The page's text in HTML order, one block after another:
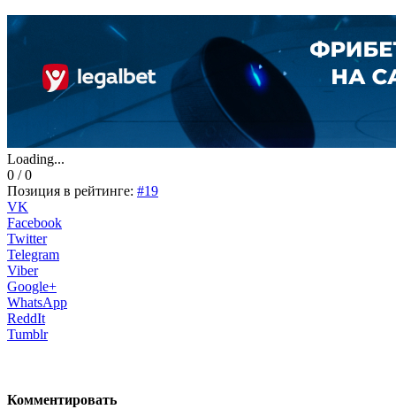
Loading...
0 / 0
Позиция в рейтинге: #19
VK
Facebook
Twitter
Telegram
Viber
Google+
WhatsApp
ReddIt
Tumblr
Комментировать